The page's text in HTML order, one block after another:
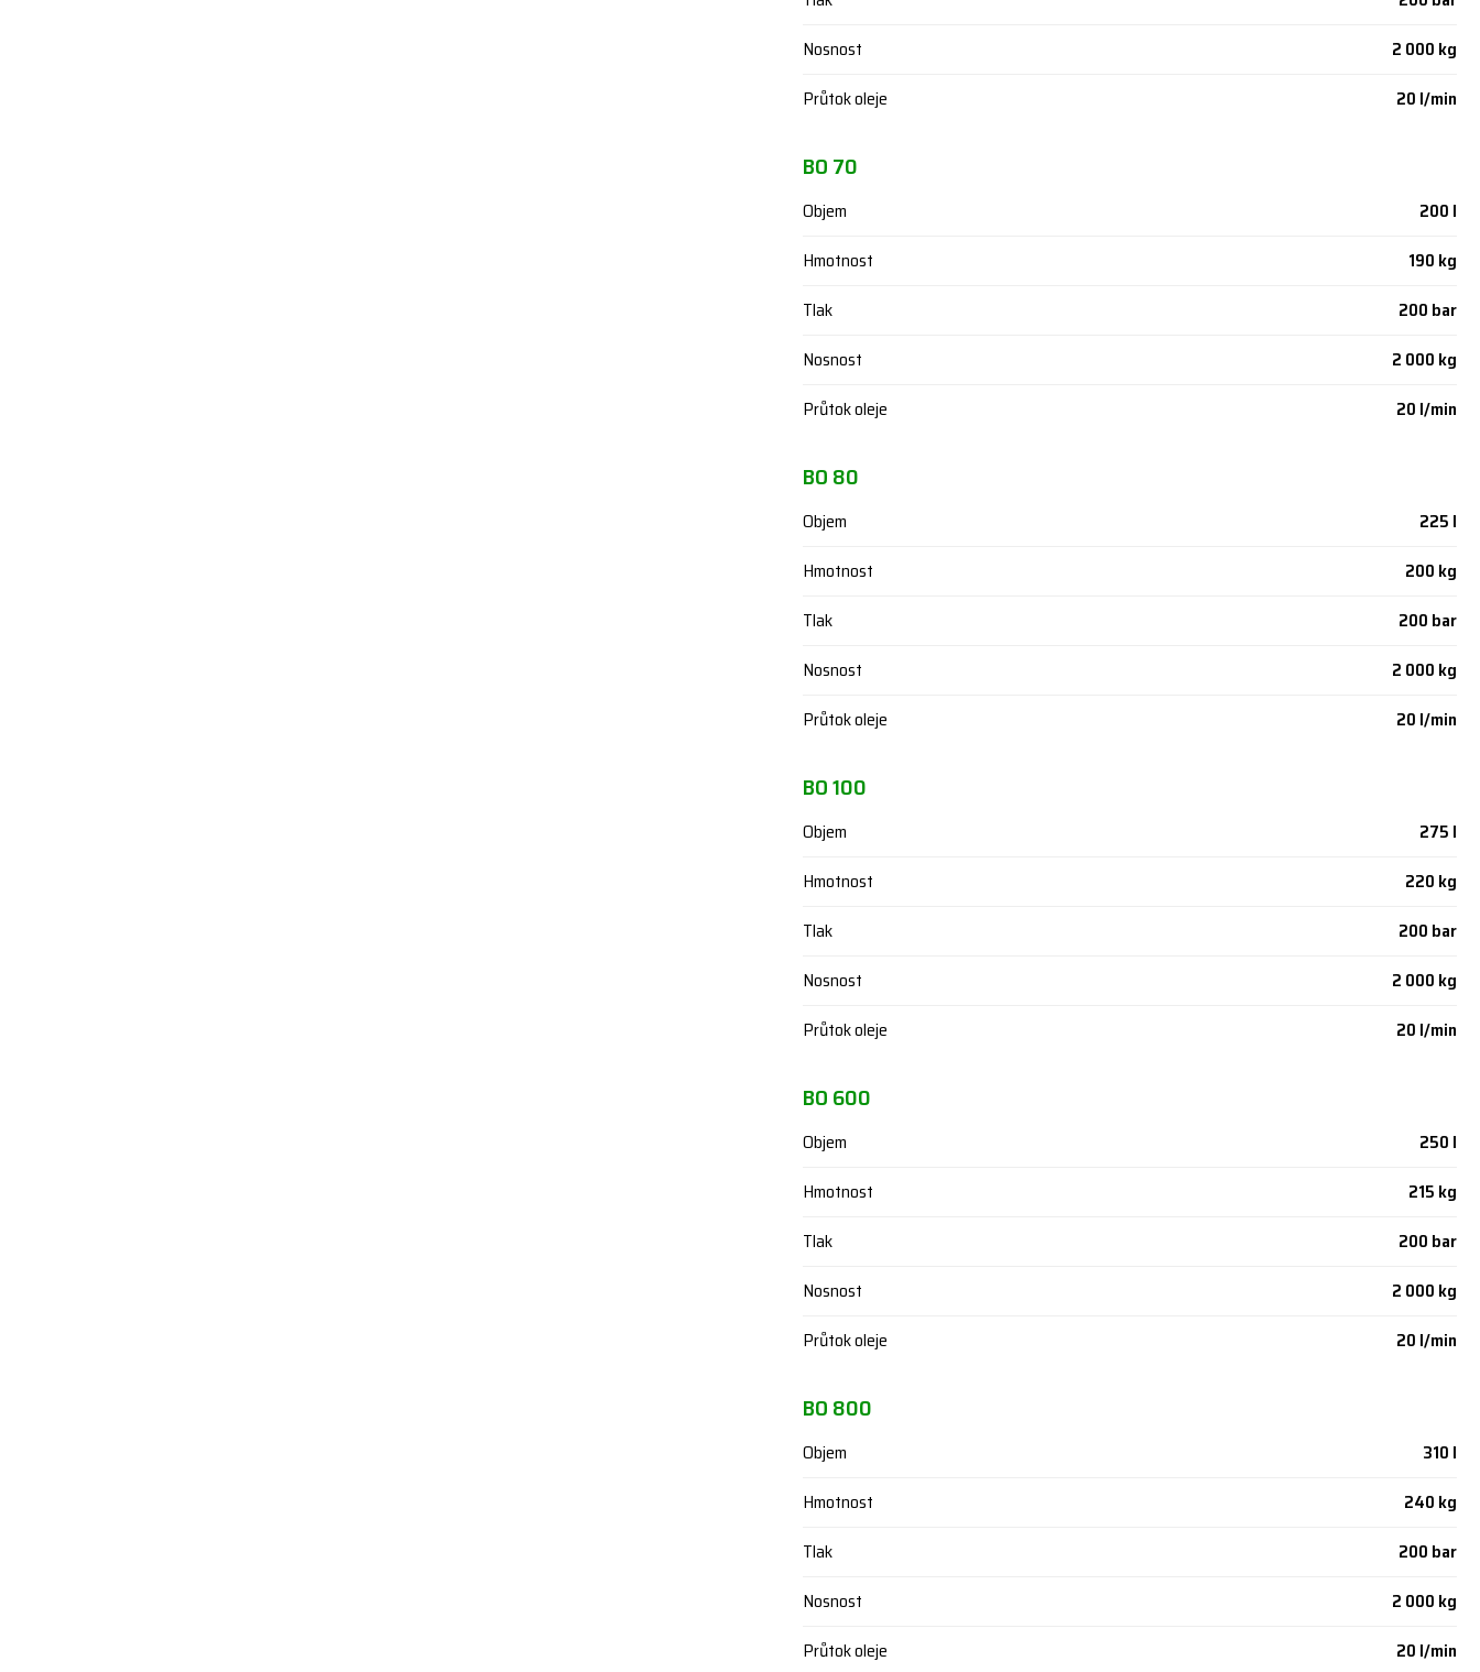
Nosnost
2 000 kg
Průtok oleje
20 l/min
BO 70
Objem
200 l
Hmotnost
190 kg
Tlak
200 bar
Nosnost
2 000 kg
Průtok oleje
20 l/min
BO 80
Objem
225 l
Hmotnost
200 kg
Tlak
200 bar
Nosnost
2 000 kg
Průtok oleje
20 l/min
BO 100
Objem
275 l
Hmotnost
220 kg
Tlak
200 bar
Nosnost
2 000 kg
Průtok oleje
20 l/min
BO 600
Objem
250 l
Hmotnost
215 kg
Tlak
200 bar
Nosnost
2 000 kg
Průtok oleje
20 l/min
BO 800
Objem
310 l
Hmotnost
240 kg
Tlak
200 bar
Nosnost
2 000 kg
Průtok oleje
20 l/min